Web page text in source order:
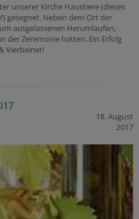
unserer Kirche Haustiere (dieses
gesegnet. Neben dem Ort der
ausgelassenen Herumlaufen,
der Zeremonie hatten. Ein Erfolg
Vierbeiner!
18. August
2017